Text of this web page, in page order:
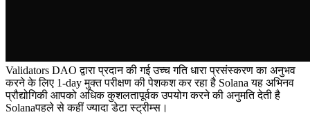
Validators DAO द्वारा प्रदान की गई उच्च गति धारा प्रसंस्करण का अनुभव
करने के लिए 1-day मुक्त परीक्षण की पेशकश कर रहा है Solana यह अभिनव
प्रौद्योगिकी आपको अधिक कुशलतापूर्वक उपयोग करने की अनुमति देती है
Solanaपहले से कहीं ज्यादा डेटा स्ट्रीम्स।